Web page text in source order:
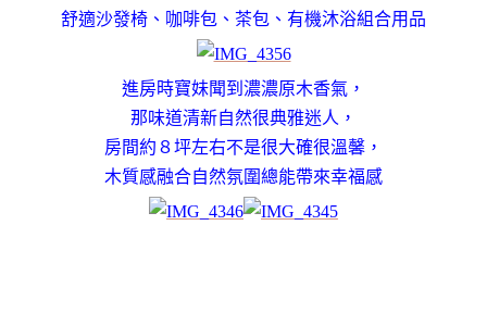
舒適沙發椅、咖啡包、茶包、有機沐浴組合用品
進房時寶妹聞到濃濃原木香氣，
那味道清新自然很典雅迷人，
房間約８坪左右不是很大確很溫馨，
木質感融合自然氛圍總能帶來幸福感